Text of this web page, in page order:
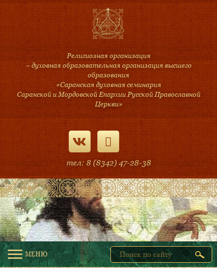
Религиозная организация
– духовная образовательная организация высшего
образования
«Саранская духовная семинария
Саранской и Мордовской Епархии Русской Православной
Церкви»
тел: 8 (8342) 47-28-38
МЕНЮ